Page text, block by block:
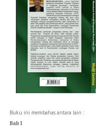
Buku ini membahas antara lain :
Bab I